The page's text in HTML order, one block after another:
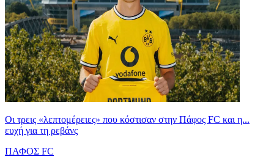
Οι τρεις «λεπτομέρειες» που κόστισαν στην Πάφος FC και η...
ευχή για τη ρεβάνς
ΠΑΦΟΣ FC